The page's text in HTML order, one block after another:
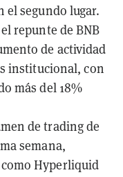
el segundo lugar.
repunte de BNB
de actividad
institucional, con
más del 18%
de trading de
semana,
Hyperliquid